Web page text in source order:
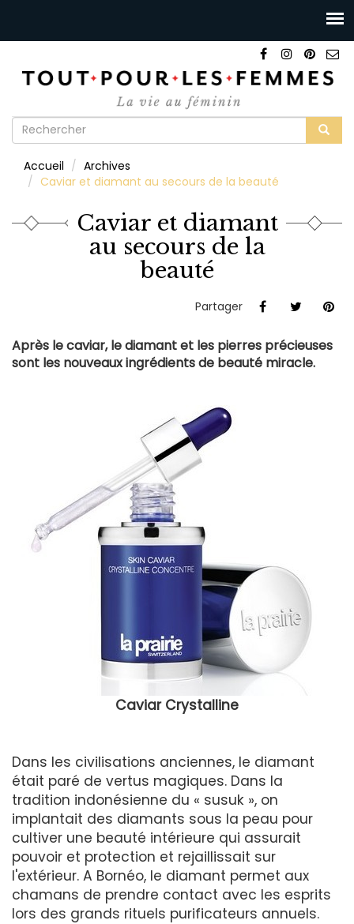
Formulaire
recherche
Accueil
Archives
Caviar et diamant au secours de la beauté
Caviar et diamant
au secours de la
beauté
Partager
Après le caviar, le diamant et les pierres précieuses
sont les nouveaux ingrédients de beauté miracle.
Caviar Crystalline
Dans les civilisations anciennes, le diamant
était paré de vertus magiques. Dans la
tradition indonésienne du « susuk », on
implantait des diamants sous la peau pour
cultiver une beauté intérieure qui assurait
pouvoir et protection et rejaillissait sur
l'extérieur. A Bornéo, le diamant permet aux
chamans de prendre contact avec les esprits
lors des grands rituels purificateurs annuels.